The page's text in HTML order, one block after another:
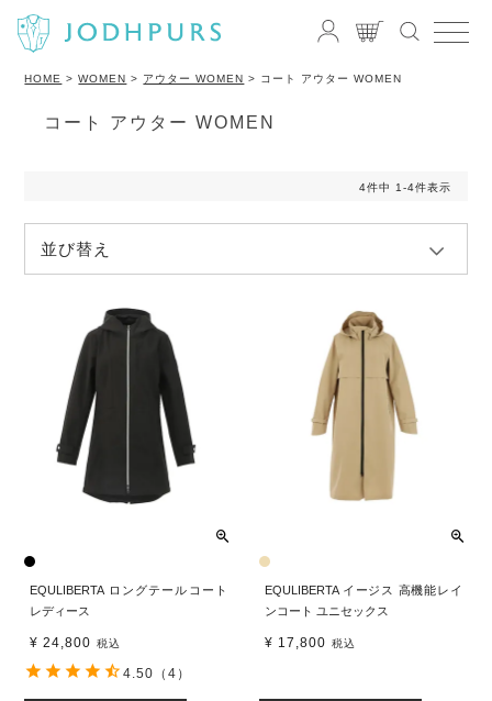
HOME WOMEN アウター WOMEN コート アウター WOMEN
コート アウター WOMEN
並び替え
4件中 1 -4件表示
EQULIBERTA ロングテールコート
レディース
¥ 24,800 税込
4.50 （4）
EQULIBERTA イージス 高機能レイ
ンコート ユニセックス
¥ 17,800 税込